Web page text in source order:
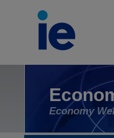
Economy